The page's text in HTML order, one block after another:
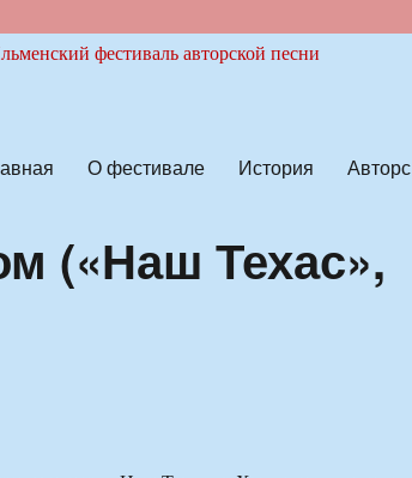
О фестивале История
(«Наш Техас»,